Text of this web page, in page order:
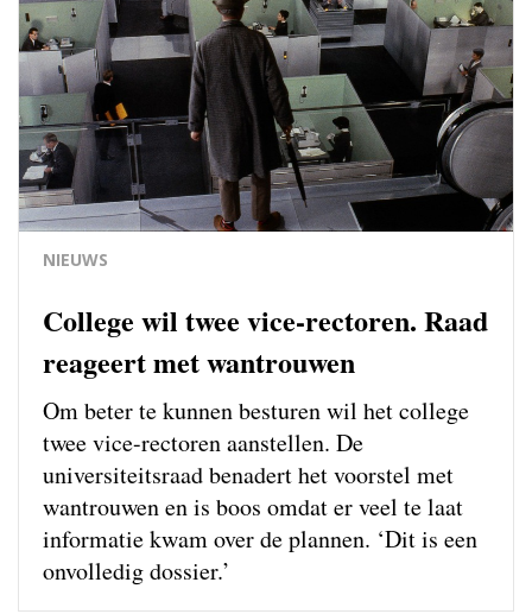
NIEUWS
College wil twee vice-rectoren. Raad
reageert met wantrouwen
Om beter te kunnen besturen wil het college
twee vice-rectoren aanstellen. De
universiteitsraad benadert het voorstel met
wantrouwen en is boos omdat er veel te laat
informatie kwam over de plannen. ‘Dit is een
onvolledig dossier.’